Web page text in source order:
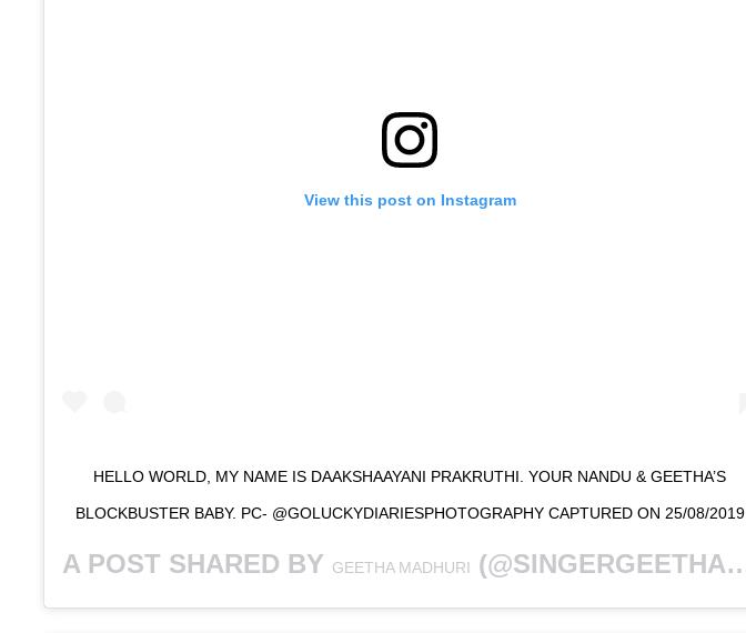
View this post on Instagram
HELLO WORLD, MY NAME IS DAAKSHAAYANI PRAKRUTHI. YOUR NANDU & GEETHA’S
BLOCKBUSTER BABY. PC- @GOLUCKYDIARIESPHOTOGRAPHY CAPTURED ON 25/08/2019
A POST SHARED BY GEETHA MADHURI (@SINGERGEETHAMADHURI) ON